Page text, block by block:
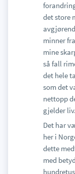
det store
minner
mine
så fall
det hele
som det
nettopp
gjelder liv.
Det har
her i
dette
med